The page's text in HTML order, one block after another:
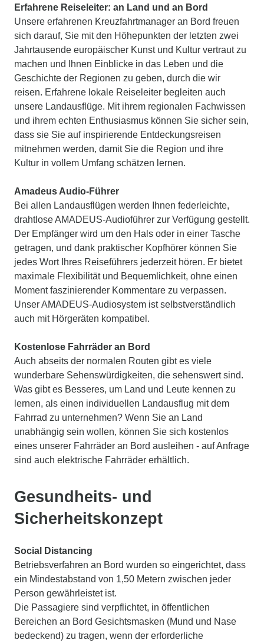
Erfahrene Reiseleiter: an Land und an Bord
Unsere erfahrenen Kreuzfahrtmanager an Bord freuen
sich darauf, Sie mit den Höhepunkten der letzten zwei
Jahrtausende europäischer Kunst und Kultur vertraut zu
machen und Ihnen Einblicke in das Leben und die
Geschichte der Regionen zu geben, durch die wir
reisen. Erfahrene lokale Reiseleiter begleiten auch
unsere Landausflüge. Mit ihrem regionalen Fachwissen
und ihrem echten Enthusiasmus können Sie sicher sein,
dass sie Sie auf inspirierende Entdeckungsreisen
mitnehmen werden, damit Sie die Region und ihre
Kultur in vollem Umfang schätzen lernen.
Amadeus Audio-Führer
Bei allen Landausflügen werden Ihnen federleichte,
drahtlose AMADEUS-Audioführer zur Verfügung gestellt.
Der Empfänger wird um den Hals oder in einer Tasche
getragen, und dank praktischer Kopfhörer können Sie
jedes Wort Ihres Reiseführers jederzeit hören. Er bietet
maximale Flexibilität und Bequemlichkeit, ohne einen
Moment faszinierender Kommentare zu verpassen.
Unser AMADEUS-Audiosystem ist selbstverständlich
auch mit Hörgeräten kompatibel.
Kostenlose Fahrräder an Bord
Auch abseits der normalen Routen gibt es viele
wunderbare Sehenswürdigkeiten, die sehenswert sind.
Was gibt es Besseres, um Land und Leute kennen zu
lernen, als einen individuellen Landausflug mit dem
Fahrrad zu unternehmen? Wenn Sie an Land
unabhängig sein wollen, können Sie sich kostenlos
eines unserer Fahrräder an Bord ausleihen - auf Anfrage
sind auch elektrische Fahrräder erhältlich.
Gesundheits- und
Sicherheitskonzept
Social Distancing
Betriebsverfahren an Bord wurden so eingerichtet, dass
ein Mindestabstand von 1,50 Metern zwischen jeder
Person gewährleistet ist.
Die Passagiere sind verpflichtet, in öffentlichen
Bereichen an Bord Gesichtsmasken (Mund und Nase
bedeckend) zu tragen, wenn der erforderliche